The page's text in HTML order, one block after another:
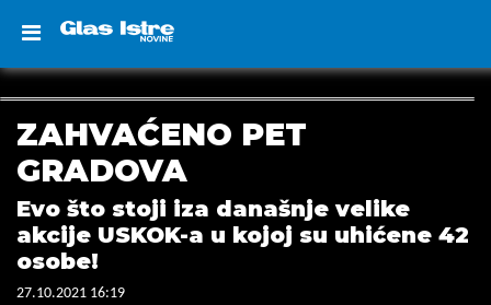
ZAHVAĆENO PET
GRADOVA
Evo što stoji iza današnje velike
akcije USKOK-a u kojoj su uhićene 42
osobe!
27.10.2021 16:19